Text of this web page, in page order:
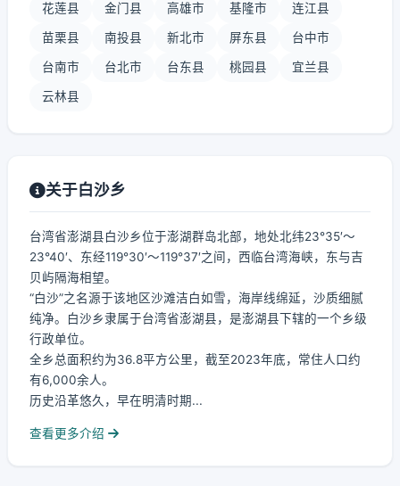
花莲县 金门县 高雄市 基隆市 连江县
苗栗县 南投县 新北市 屏东县 台中市
台南市 台北市 台东县 桃园县 宜兰县
云林县
关于白沙乡
台湾省澎湖县白沙乡位于澎湖群岛北部，地处北纬23°35′～
23°40′、东经119°30′～119°37′之间，西临台湾海峡，东与吉
贝屿隔海相望。
“白沙”之名源于该地区沙滩洁白如雪，海岸线绵延，沙质细腻
纯净。白沙乡隶属于台湾省澎湖县，是澎湖县下辖的一个乡级
行政单位。
全乡总面积约为36.8平方公里，截至2023年底，常住人口约
有6,000余人。
历史沿革悠久，早在明清时期...
查看更多介绍